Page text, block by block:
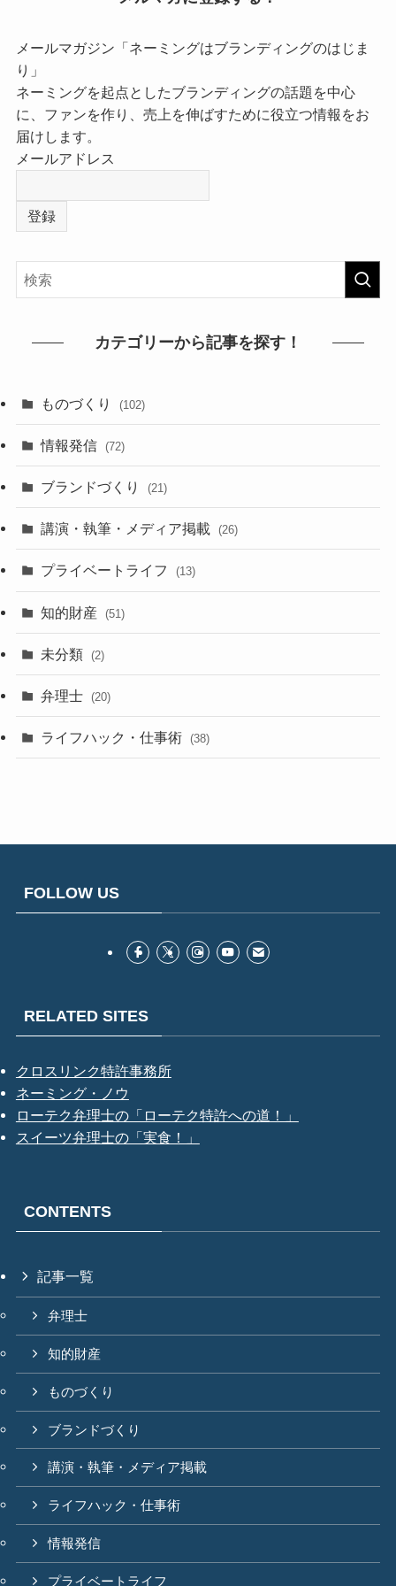
メールマガジン「ネーミングはブランディングのはじま
り」
ネーミングを起点としたブランディングの話題を中心
に、ファンを作り、売上を伸ばすために役立つ情報をお
届けします。
メールアドレス
カテゴリーから記事を探す！
ものづくり (102)
情報発信 (72)
ブランドづくり (21)
講演・執筆・メディア掲載 (26)
プライベートライフ (13)
知的財産 (51)
未分類 (2)
弁理士 (20)
ライフハック・仕事術 (38)
FOLLOW US
RELATED SITES
クロスリンク特許事務所
ネーミング・ノウ
ローテク弁理士の「ローテク特許への道！」
スイーツ弁理士の「実食！」
CONTENTS
記事一覧
弁理士
知的財産
ものづくり
ブランドづくり
講演・執筆・メディア掲載
ライフハック・仕事術
情報発信
プライベートライフ